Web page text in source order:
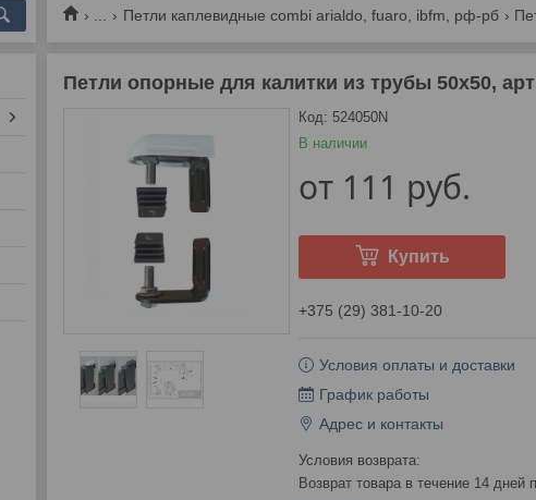
Петли каплевидные combi arialdo, fuaro, ibfm, рф-рб
Петли опорные для калитки из трубы 50х50, арт
В наличии
Код: 524050N
от 111 руб.
Купить
+375 (29) 381-10-20
Условия оплаты и доставки
График работы
Адрес и контакты
возврат товара в течение 14 дней